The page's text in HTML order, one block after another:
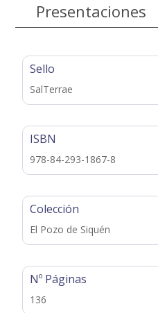
Presentaciones
Sello
SalTerrae
ISBN
978-84-293-1867-8
Colección
El Pozo de Siquén
Nº Páginas
136